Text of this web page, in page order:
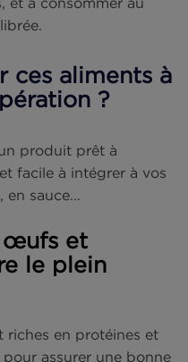
1,85 g
deux fois plus
dur.
les thons albacore et
riche que l’œuf dur, le
12 fois plus riche.
!